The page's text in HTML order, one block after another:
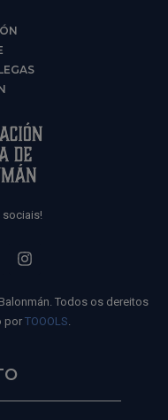
sociais!
Todos os dereitos
porTOOOLS.